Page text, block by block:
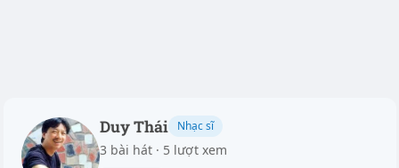
Duy Thái Nhạc sĩ
3 bài hát · 5 lượt xem